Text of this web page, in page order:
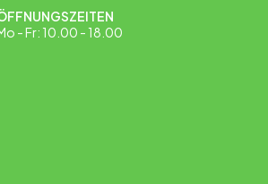
- Fr: 10.00 - 18.00